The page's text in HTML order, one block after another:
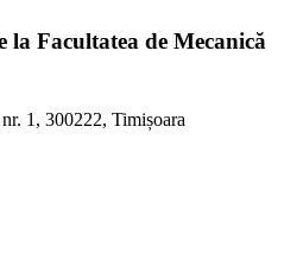
la Facultatea de Mecanică
1, 300222, Timișoara